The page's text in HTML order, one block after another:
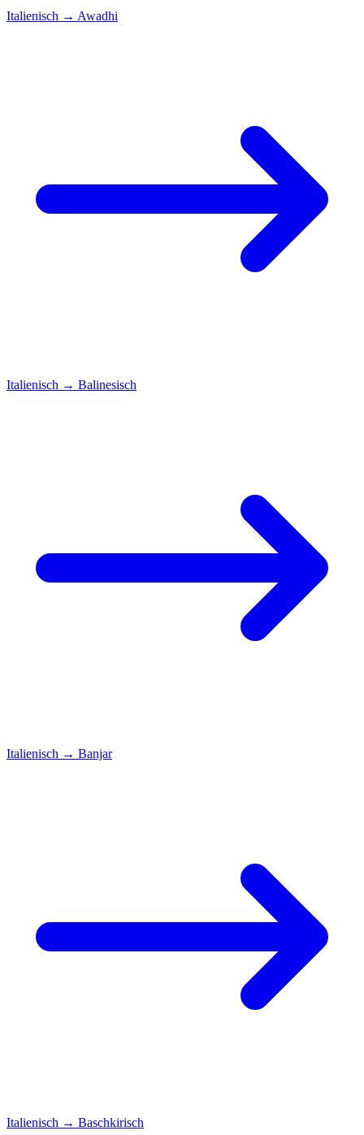
Italienisch → Awadhi
Italienisch → Balinesisch
Italienisch → Banjar
Italienisch → Baschkirisch